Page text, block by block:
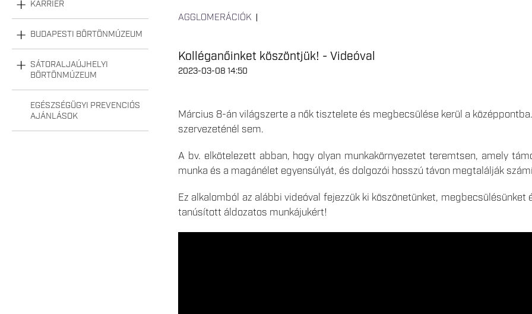
KARRIER
BUDAPESTI BÖRTÖNMÚZEUM
SÁTORALJAÚJHELYI
BÖRTÖNMÚZEUM
EGÉSZSÉGÜGYI PREVENCIÓS
AJÁNLÁSOK
a
AGGLOMERÁCIÓK
Kolléganőinket köszöntjük! - Videóval
2023-03-08 14:50
Március 8-án világszerte a nők tisztelete és megbecsülése kerül a
szervezeténél sem.
A bv. elkötelezett abban, hogy olyan munkakörnyezetet teremtsen, amely
munka és a magánélet egyensúlyát, és dolgozói hosszú távon megtalálják
Ez alkalomból az alábbi videóval fejezzük ki köszönetünket,
tanúsított áldozatos munkájukért!